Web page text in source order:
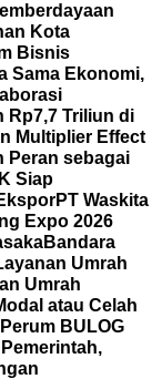
Kota
Bisnis
Sama Ekonomi,
Rp7,7 Triliun di
Multiplier Effect
Peran sebagai
Siap
PT Waskita
Expo 2026
Bandara
Umrah
Umrah
atau Celah
Perum BULOG